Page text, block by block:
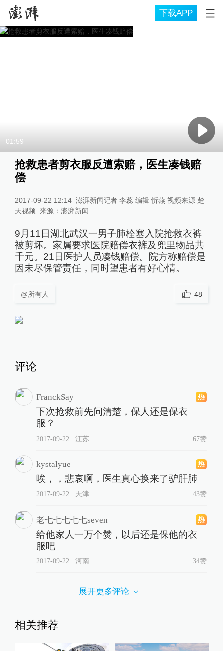
下载APP
01:59
抢救患者剪衣服反遭索赔，医生凑钱赔
偿
2017-09-22 12:14 澎湃新闻记者 李蕊 编辑 忻燕 视频来源 楚
天视频 来源： 澎湃新闻
9月11日湖北武汉一男子肺栓塞入院抢救衣裤
被剪坏。家属要求医院赔偿衣裤及兜里物品共
千元。21日医护人员凑钱赔偿。院方称赔偿是
因未尽保管责任，同时望患者有好心情。
@所有人 48
评论
FranckSay
下次抢救前先问清楚，保人还是保衣
服？
2017-09-22 ∙ 江苏 67赞
kystalyue
唉，，悲哀啊，医生真心换来了驴肝肺
2017-09-22 ∙ 天津 43赞
老七七七七七seven
给他家人一万个赞，以后还是保他的衣
服吧
2017-09-22 ∙ 河南 34赞
展开更多评论
相关推荐